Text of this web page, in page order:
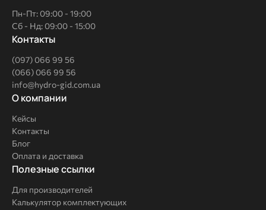
Пн-Пт: 09:00 - 19:00
Сб - Нд: 09:00 - 15:00
Контакты
(097) 066 99 56
(066) 066 99 56
info@hydro-gid.com.ua
О
компании
О компании
Кейсы
Контакты
Блог
Оплата и доставка
Полезные
Полезные ссылки
Для производителей
Калькулятор комплектующих